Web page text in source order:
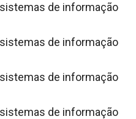
de informação
de informação
de informação
de informação